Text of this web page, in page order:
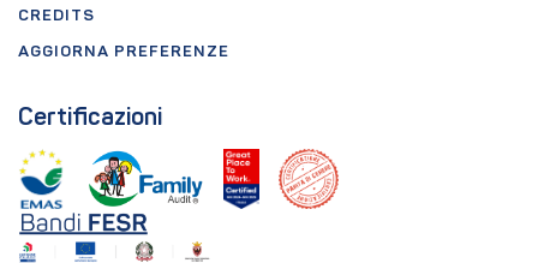
CREDITS
AGGIORNA PREFERENZE
Certificazioni